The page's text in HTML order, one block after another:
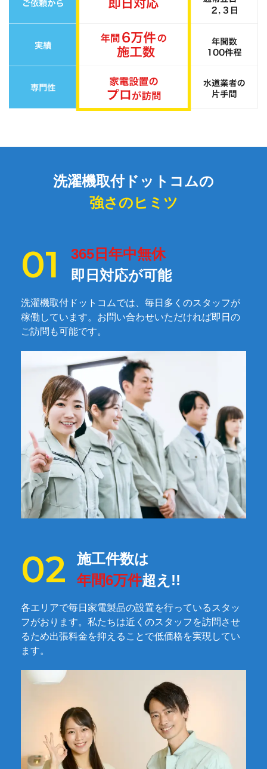
洗濯機取付ドットコムの
強さのヒミツ
365日年中無休
即日対応が可能
洗濯機取付ドットコムでは、毎日多くのスタッフが
稼働しています。お問い合わせいただければ即日の
ご訪問も可能です。
施工件数は
年間6万件超え!!
各エリアで毎日家電製品の設置を行っているスタッ
フがおります。私たちは近くのスタッフを訪問させ
るため出張料金を抑えることで低価格を実現してい
ます。